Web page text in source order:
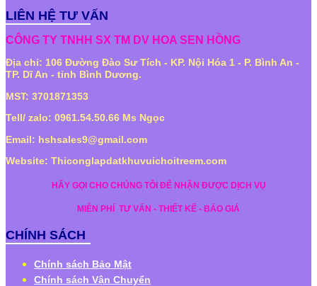
LIÊN HỆ TƯ VẤN
CÔNG TY TNHH SX TM DV HOA SEN HỒNG
Địa chỉ: 106 Đường Đào Sư Tích - KP. Nội Hóa 1 - P. Bình An -
TP. Dĩ An - tỉnh Bình Dương.
MST: 3701871353
Tell/ zalo: 0961.54.50.66 Ms Ngọc
Email: hshsales9@gmail.com
Website: Thiconglapdatkhuvuichoitreem.com
HÃY GỌI CHO CHÚNG TÔI ĐỂ NHẬN ĐƯỢC DỊCH VỤ
MIỄN PHÍ TƯ VẤN - THIẾT KẾ - BÁO GIÁ
CHÍNH SÁCH
Chính sách Bảo Mật
Chính sách Vận Chuyển